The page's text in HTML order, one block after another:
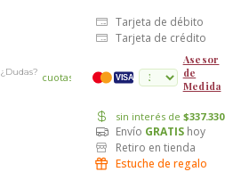
¿Dudas? cuotas
Tarjeta de débito
Tarjeta de crédito
VISA
Asesor
de
Medida
sin interés de $337.330
Envío GRATIS hoy
Retiro en tienda
Estuche de regalo